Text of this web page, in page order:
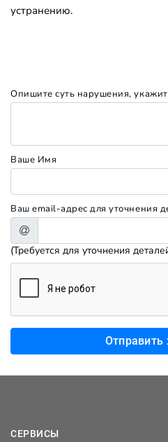
устранению.
Опишите суть нарушения,
Ваше Имя
Ваш email-адрес для уточнения
(Требуется для уточнения
Отправить
СЕРВИСЫ